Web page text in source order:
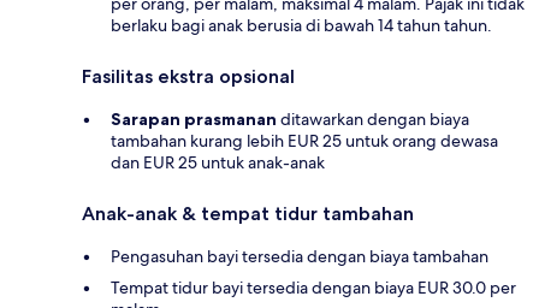
berlaku bagi anak berusia di bawah 14 tahun tahun.
Fasilitas ekstra opsional
Sarapan prasmanan ditawarkan dengan biaya
tambahan kurang lebih EUR 25 untuk orang dewasa
dan EUR 25 untuk anak-anak
Anak-anak & tempat tidur tambahan
Pengasuhan bayi tersedia dengan biaya tambahan
Tempat tidur bayi tersedia dengan biaya EUR 30.0 per